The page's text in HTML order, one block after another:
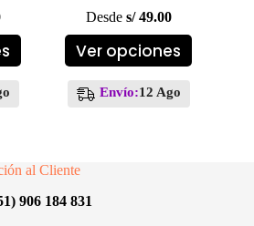
Desde s/49.00
Ver opciones
Este
producto
múltiples
Envío:12 Ago
al Cliente
906 184 831